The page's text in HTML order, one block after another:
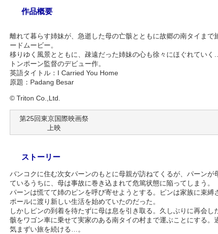
作品概要
離れて暮らす姉妹が、急逝した母の亡骸とともに故郷の南タイまで
ードムービー。
移りゆく風景とともに、疎遠だった姉妹の心も徐々にほぐれてい
トンポーン監督のデビュー作。
英語タイトル：I Carried You Home
原題：Padang Besar
© Triton Co.,Ltd.
第25回東京国際映画祭
上映
ストーリー
バンコクに住む次女パーンのもとに母親が訪ねてくるが、パーンが
ているうちに、母は事故に巻き込まれて危篤状態に陥ってしまう。
パーンは慌てて姉のピンを呼び寄せようとする。ピンは家族に束縛
ポールに渡り新しい生活を始めていたのだった。
しかしピンの到着を待たずに母は息を引き取る。久しぶりに再会
骸をワゴン車に乗せて実家のある南タイの村まで運ぶことにする。
気まずい旅を続ける…。